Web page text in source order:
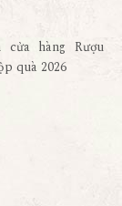
hàng Rượu
quà 2026